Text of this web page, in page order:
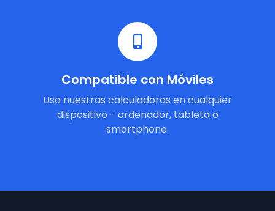
Compatible con Móviles
Usa nuestras calculadoras en cualquier
dispositivo - ordenador, tableta o
smartphone.